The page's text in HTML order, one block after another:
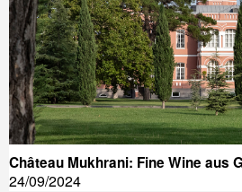
Château Mukhrani: Fine Wine aus
24/09/2024